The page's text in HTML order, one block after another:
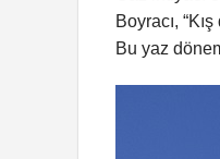
Boyracı,
Bu yaz